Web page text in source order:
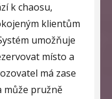
k chaosu,
klientům
umožňuje
místo a
má zase
může pružně